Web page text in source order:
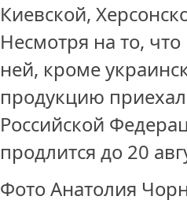
Киевской,
Несмотря на то,
ней, кроме
продукцию
Российской
продлится до 20
Фото Анатолия